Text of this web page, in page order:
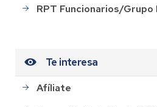
RPT Funcionarios/Grupo
Te interesa
Afíliate